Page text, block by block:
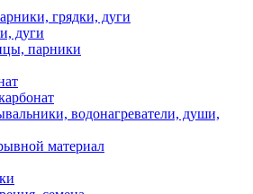
грядки, дуги
дуги
парники
водонагреватели, души,
материал